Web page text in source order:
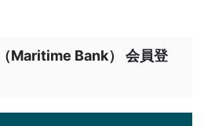
Maritime Bank） 会員登